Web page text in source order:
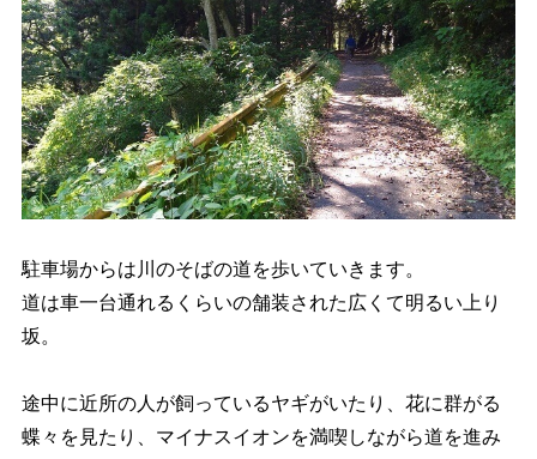
駐車場からは川のそばの道を歩いていきます。
道は車一台通れるくらいの舗装された広くて明るい上り
坂。
途中に近所の人が飼っているヤギがいたり、花に群がる
蝶々を見たり、マイナスイオンを満喫しながら道を進み